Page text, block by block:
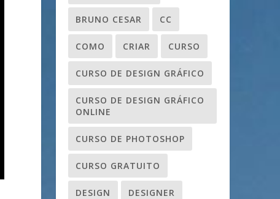
BRUNO CESAR CC
COMO CRIAR CURSO
CURSO DE DESIGN GRÁFICO
CURSO DE DESIGN GRÁFICO
ONLINE
CURSO DE PHOTOSHOP
CURSO GRATUITO
DESIGN DESIGNER